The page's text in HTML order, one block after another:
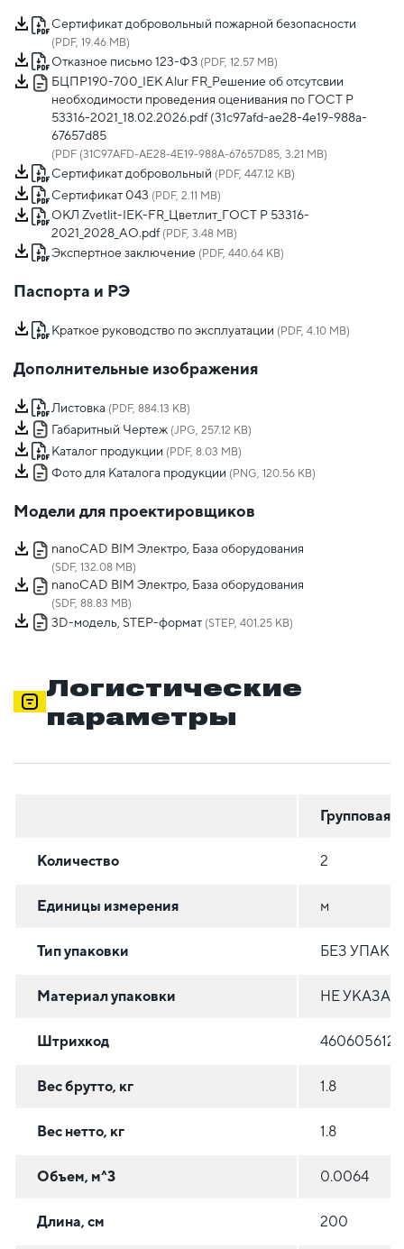
Сертификат добровольный пожарной безопасности
(PDF, 19.46 MB)
Отказное письмо 123-ФЗ (PDF, 12.57 MB)
БЦПР190-700_IEK Alur FR_Решение об отсутсвии
необходимости проведения оценивания по ГОСТ Р
53316-2021_18.02.2026.pdf (31c97afd-ae28-4e19-988a-
67657d85
(PDF (31C97AFD-AE28-4E19-988A-67657D85, 3.21 MB)
Сертификат добровольный (PDF, 447.12 KB)
Сертификат 043 (PDF, 2.11 MB)
ОКЛ Zvetlit-IEK-FR_Цветлит_ГОСТ Р 53316-
2021_2028_АО.pdf(PDF, 3.48 MB)
Экспертное заключение (PDF, 440.64 KB)
Паспорта и РЭ
Краткое руководство по эксплуатации (PDF, 4.10 MB)
Дополнительные изображения
Листовка (PDF, 884.13 KB)
Габаритный Чертеж (JPG, 257.12 KB)
Каталог продукции (PDF, 8.03 MB)
Фото для Каталога продукции (PNG, 120.56 KB)
Модели для проектировщиков
nanoCAD BIM Электро, База оборудования
(SDF, 132.08 MB)
nanoCAD BIM Электро, База оборудования
(SDF, 88.83 MB)
3D-модель, STEP-формат (STEP, 401.25 KB)
Логистические
параметры
Групповая
Количество 2
Единицы измерения м
Тип упаковки БЕЗ
Материал упаковки НЕ УКАЗАН
Штрихкод
Вес брутто, кг 1.8
Вес нетто, кг 1.8
Объем, м^3 0.0064
Длина, см 200